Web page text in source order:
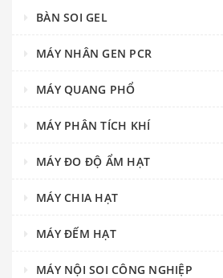
BÀN SOI GEL
MÁY NHÂN GEN PCR
MÁY QUANG PHỔ
MÁY PHÂN TÍCH KHÍ
MÁY ĐO ĐỘ ẨM HẠT
MÁY CHIA HẠT
MÁY ĐẾM HẠT
MÁY NỘI SOI CÔNG NGHIỆP